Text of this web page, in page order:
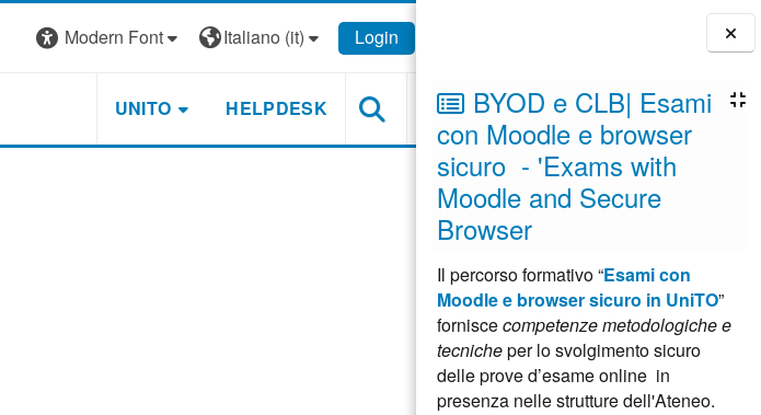
Blocchi
BYOD e CLB| Esami
con Moodle e browser
sicuro - 'Exams with
Moodle and Secure
Browser
Il percorso formativo “Esami con
Moodle e browser sicuro in UniTO”
forniscecompetenze metodologiche e
tecnicheper lo svolgimento sicuro
delle prove d’esame online in
presenza nelle strutture dell'Ateneo.
Modern Font Italiano ‎(it)‎ Login
UNITO HELPDESK